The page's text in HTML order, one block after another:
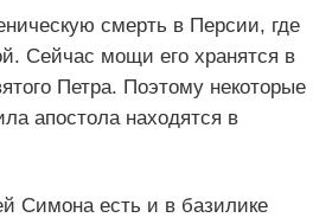
смерть в Персии, где
Сейчас мощи его хранятся в
Петра. Поэтому некоторые
апостола находятся в
Симона есть и в базилике